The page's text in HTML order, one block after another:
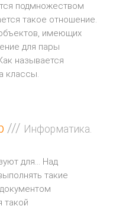
подмножеством
такое отношение.
имеющих
для пары
называется
классы.
/// Информатика.
для... Над
такие
такой